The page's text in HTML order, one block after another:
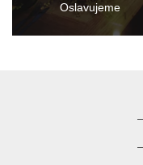
Oslavujeme